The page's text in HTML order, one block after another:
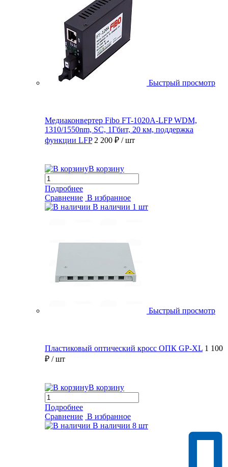
Быстрый просмотр
Медиаконвертер Fibo FT-1020A-LFP WDM,
1310/1550nm, SC, 1Гбит, 20 км, поддержка
функции LFP 2 200 ₽ / шт
В корзину
Подробнее
Сравнение В избранное
В наличии 1 шт
Быстрый просмотр
Пластиковый оптический кросс ОПК GP-XL 1 100
₽ / шт
В корзину
Подробнее
Сравнение В избранное
В наличии 8 шт